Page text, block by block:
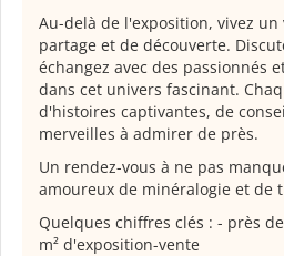
Au-delà de l'exposition, vivez
partage et de découverte.
échangez avec des passionnés
dans cet univers fascinant.
d'histoires captivantes, de
merveilles à admirer de près.
Un rendez-vous à ne pas
amoureux de minéralogie et de
Quelques chiffres clés : - près
m² d'exposition-vente